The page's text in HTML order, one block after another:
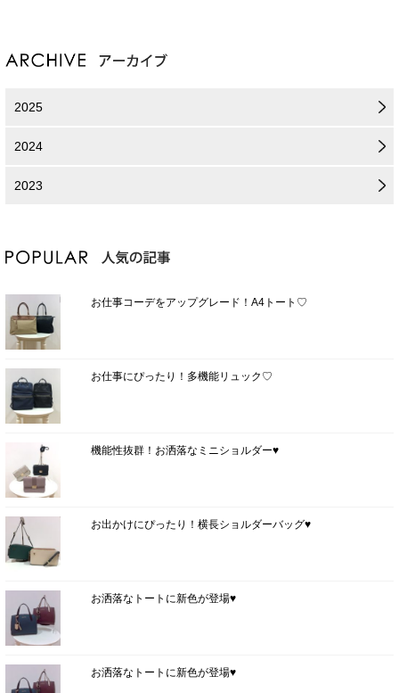
2025
2024
2023
お仕事コーデをアップグレード！A4トート♡
お仕事にぴったり！多機能リュック♡
機能性抜群！お洒落なミニショルダー♥
お出かけにぴったり！横長ショルダーバッグ♥
お洒落なトートに新色が登場♥
お洒落なトートに新色が登場♥